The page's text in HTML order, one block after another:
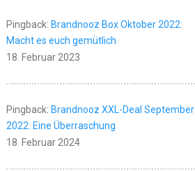
Pingback: Brandnooz Box Oktober 2022:
Macht es euch gemütlich
18. Februar 2023
Pingback: Brandnooz XXL-Deal September
2022: Eine Überraschung
18. Februar 2024